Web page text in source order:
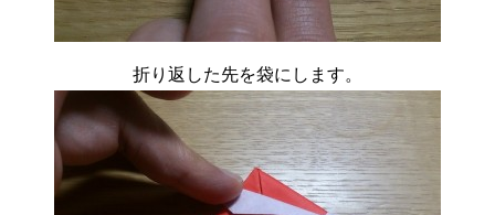
折り返した先を袋にします。